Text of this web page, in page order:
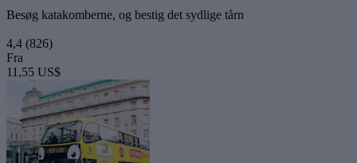
Besøg katakomberne, og bestig det sydlige tårn
4,4 (826)
Fra
11,55 US$